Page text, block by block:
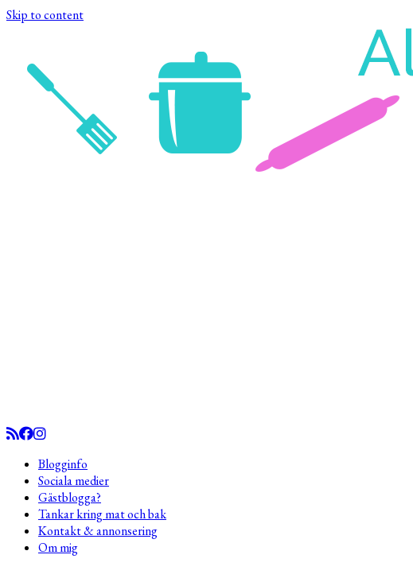
Skip to content
Blogginfo
Sociala medier
Gästblogga?
Tankar kring mat och bak
Kontakt & annonsering
Om mig